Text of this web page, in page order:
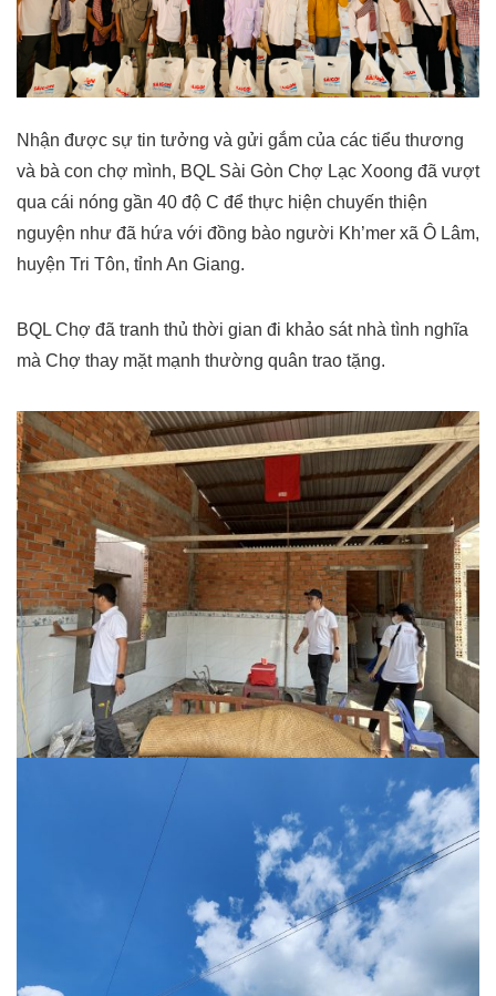
Nhận được sự tin tưởng và gửi gắm của các tiểu thương
và bà con chợ mình, BQL Sài Gòn Chợ Lạc Xoong đã vượt
qua cái nóng gần 40 độ C để thực hiện chuyến thiện
nguyện như đã hứa với đồng bào người Kh’mer xã Ô Lâm,
huyện Tri Tôn, tỉnh An Giang.
BQL Chợ đã tranh thủ thời gian đi khảo sát nhà tình nghĩa
mà Chợ thay mặt mạnh thường quân trao tặng.